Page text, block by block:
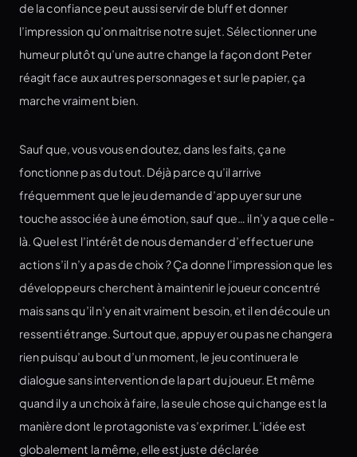
de la confiance peut aussi servir de bluff et donner
l’impression qu’on maitrise notre sujet. Sélectionner une
humeur plutôt qu’une autre change la façon dont Peter
réagit face aux autres personnages et sur le papier, ça
marche vraiment bien.
Sauf que, vous vous en doutez, dans les faits, ça ne
fonctionne pas du tout. Déjà parce qu’il arrive
fréquemment que le jeu demande d’appuyer sur une
touche associée à une émotion, sauf que… il n’y a que celle-
là. Quel est l’intérêt de nous demander d’effectuer une
action s’il n’y a pas de choix ? Ça donne l’impression que les
développeurs cherchent à maintenir le joueur concentré
mais sans qu’il n’y en ait vraiment besoin, et il en découle un
ressenti étrange. Surtout que, appuyer ou pas ne changera
rien puisqu’au bout d’un moment, le jeu continuera le
dialogue sans intervention de la part du joueur. Et même
quand il y a un choix à faire, la seule chose qui change est la
manière dont le protagoniste va s’exprimer. L’idée est
globalement la même, elle est juste déclarée